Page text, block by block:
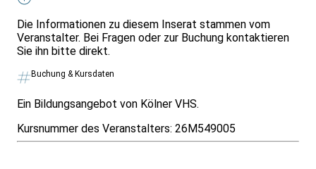
Die Informationen zu diesem Inserat stammen vom
Veranstalter. Bei Fragen oder zur Buchung kontaktieren
Sie ihn bitte direkt.
Buchung & Kursdaten
Ein Bildungsangebot von Kölner VHS.
Kursnummer des Veranstalters: 26M549005